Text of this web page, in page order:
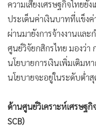
ความเสี่ยงเศรษฐกิจไทยยั
ประเด็นค่าเงินบาทที่แข็ง
ผ่านมายังการจ้างงานและ
ศูนย์วิจัยกสิกรไทย มองว่า
นโยบายการเงินเพิ่มเติมห
นโยบายจะอยู่ในระดับต่ำ
ด้านศูนย์วิเคราะห์เศรษฐ
SCB)